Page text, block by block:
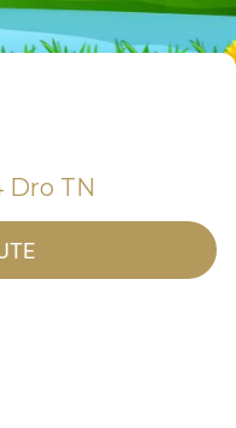
Dro TN